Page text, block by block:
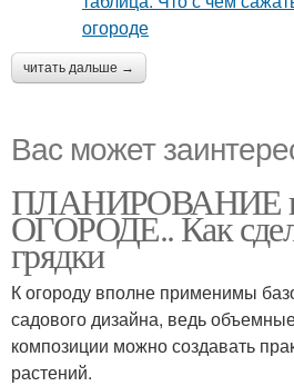
читать дальше →
Вас может
ПЛАНИРОВАНИЕ
ОГОРОДЕ.. Как
грядки
К огороду вполне применимы
садового дизайна, ведь
композиции можно создавать
растений.